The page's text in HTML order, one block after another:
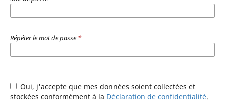
Répéter le mot de passe *
Oui, j'accepte que mes données soient collectées et
stockées conformément à la Déclaration de confidentialité.